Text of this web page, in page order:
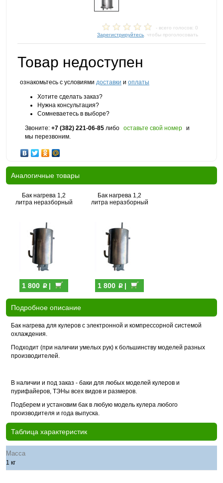
- всего голосов: 0
Зарегистрируйтесь , чтобы проголосовать
Товар недоступен
ознакомьтесь с условиями доставки и оплаты
Хотите сделать заказ?
Нужна консультация?
Сомневаетесь в выборе?
Звоните: +7 (382) 221-06-85 либо оставьте свой номер и
мы перезвоним.
Аналогичные товары
Бак нагрева 1,2
литра неразборный
1 800 p|
Бак нагрева 1,2
литра неразборный
1 800 p|
Подробное описание
Бак нагрева для кулеров с электронной и компрессорной системой
охлаждения.
Подходит (при наличии умелых рук) к большинству моделей разных
производителей.
В наличии и под заказ - баки для любых моделей кулеров и
пурифайеров, ТЭНы всех видов и размеров.
Подберем и установим бак в любую модель кулера любого
производителя и года выпуска.
Таблица характеристик
Масса
1 кг